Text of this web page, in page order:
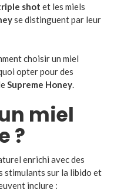
shot et les miels
se distinguent par leur
choisir un miel
opter pour des
Supreme Honey.
miel
?
enrichi avec des
stimulants sur la libido et
inclure :